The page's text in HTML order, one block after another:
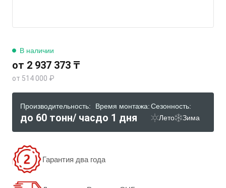
В наличии
от 2 937 373 ₸
от 514 000 ₽
Производительность:
до 60 тонн/ час
Время монтажа:
до 1 дня
Сезонность:
Лето
Зима
Гарантия два года